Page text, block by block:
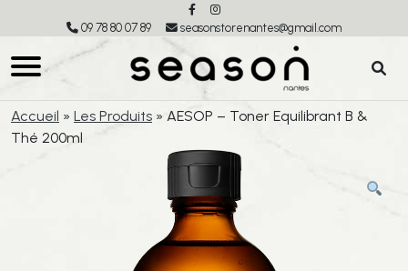
09 78 80 07 89 seasonstorenantes@gmail.com
Accueil » Les Produits » AESOP – Toner Equilibrant B &
Thé 200ml